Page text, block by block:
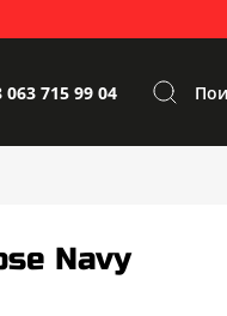
063 715 99 04
Navy